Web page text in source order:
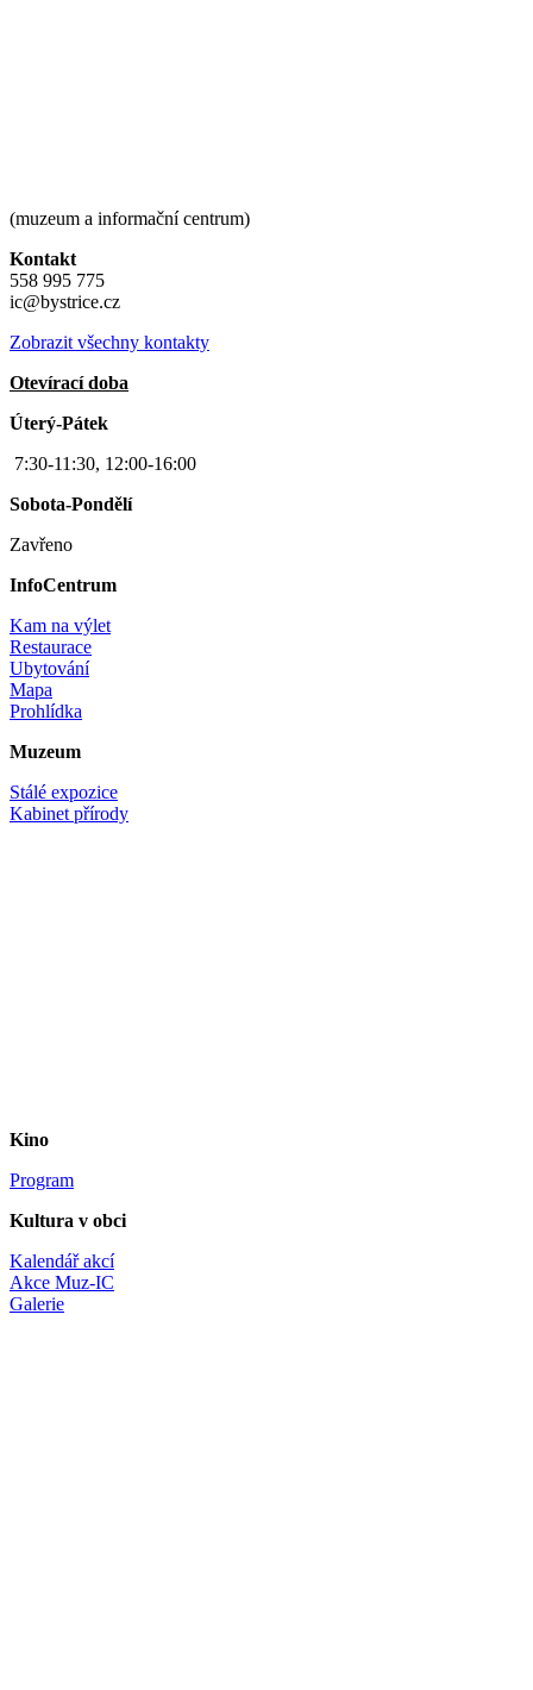
(muzeum a informační centrum)
Kontakt
558 995 775
ic@bystrice.cz
Zobrazit všechny kontakty
Otevírací doba
Úterý-Pátek
7:30-11:30, 12:00-16:00
Sobota-Pondělí
Zavřeno
InfoCentrum
Kam na výlet
Restaurace
Ubytování
Mapa
Prohlídka
Muzeum
Stálé expozice
Kabinet přírody
Kino
Program
Kultura v obci
Kalendář akcí
Akce Muz-IC
Galerie